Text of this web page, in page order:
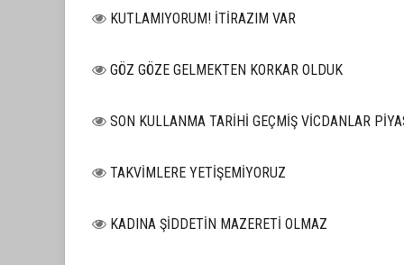
KUTLAMIYORUM! İTİRAZIM VAR
GÖZ GÖZE GELMEKTEN KORKAR OLDUK
SON KULLANMA TARİHİ GEÇMİŞ VİCDANLAR
TAKVİMLERE YETİŞEMİYORUZ
KADINA ŞİDDETİN MAZERETİ OLMAZ